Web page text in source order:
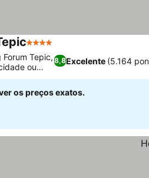
4 Estrelas
8,8Excelente (5.164
Tepic,
ou
os preços exatos.